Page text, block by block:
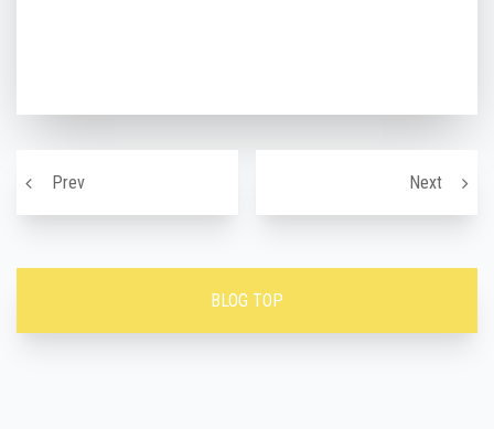
Prev
発汗で健康に〜「汗をかく」５つのメリット！Next美肌
BLOG TOP